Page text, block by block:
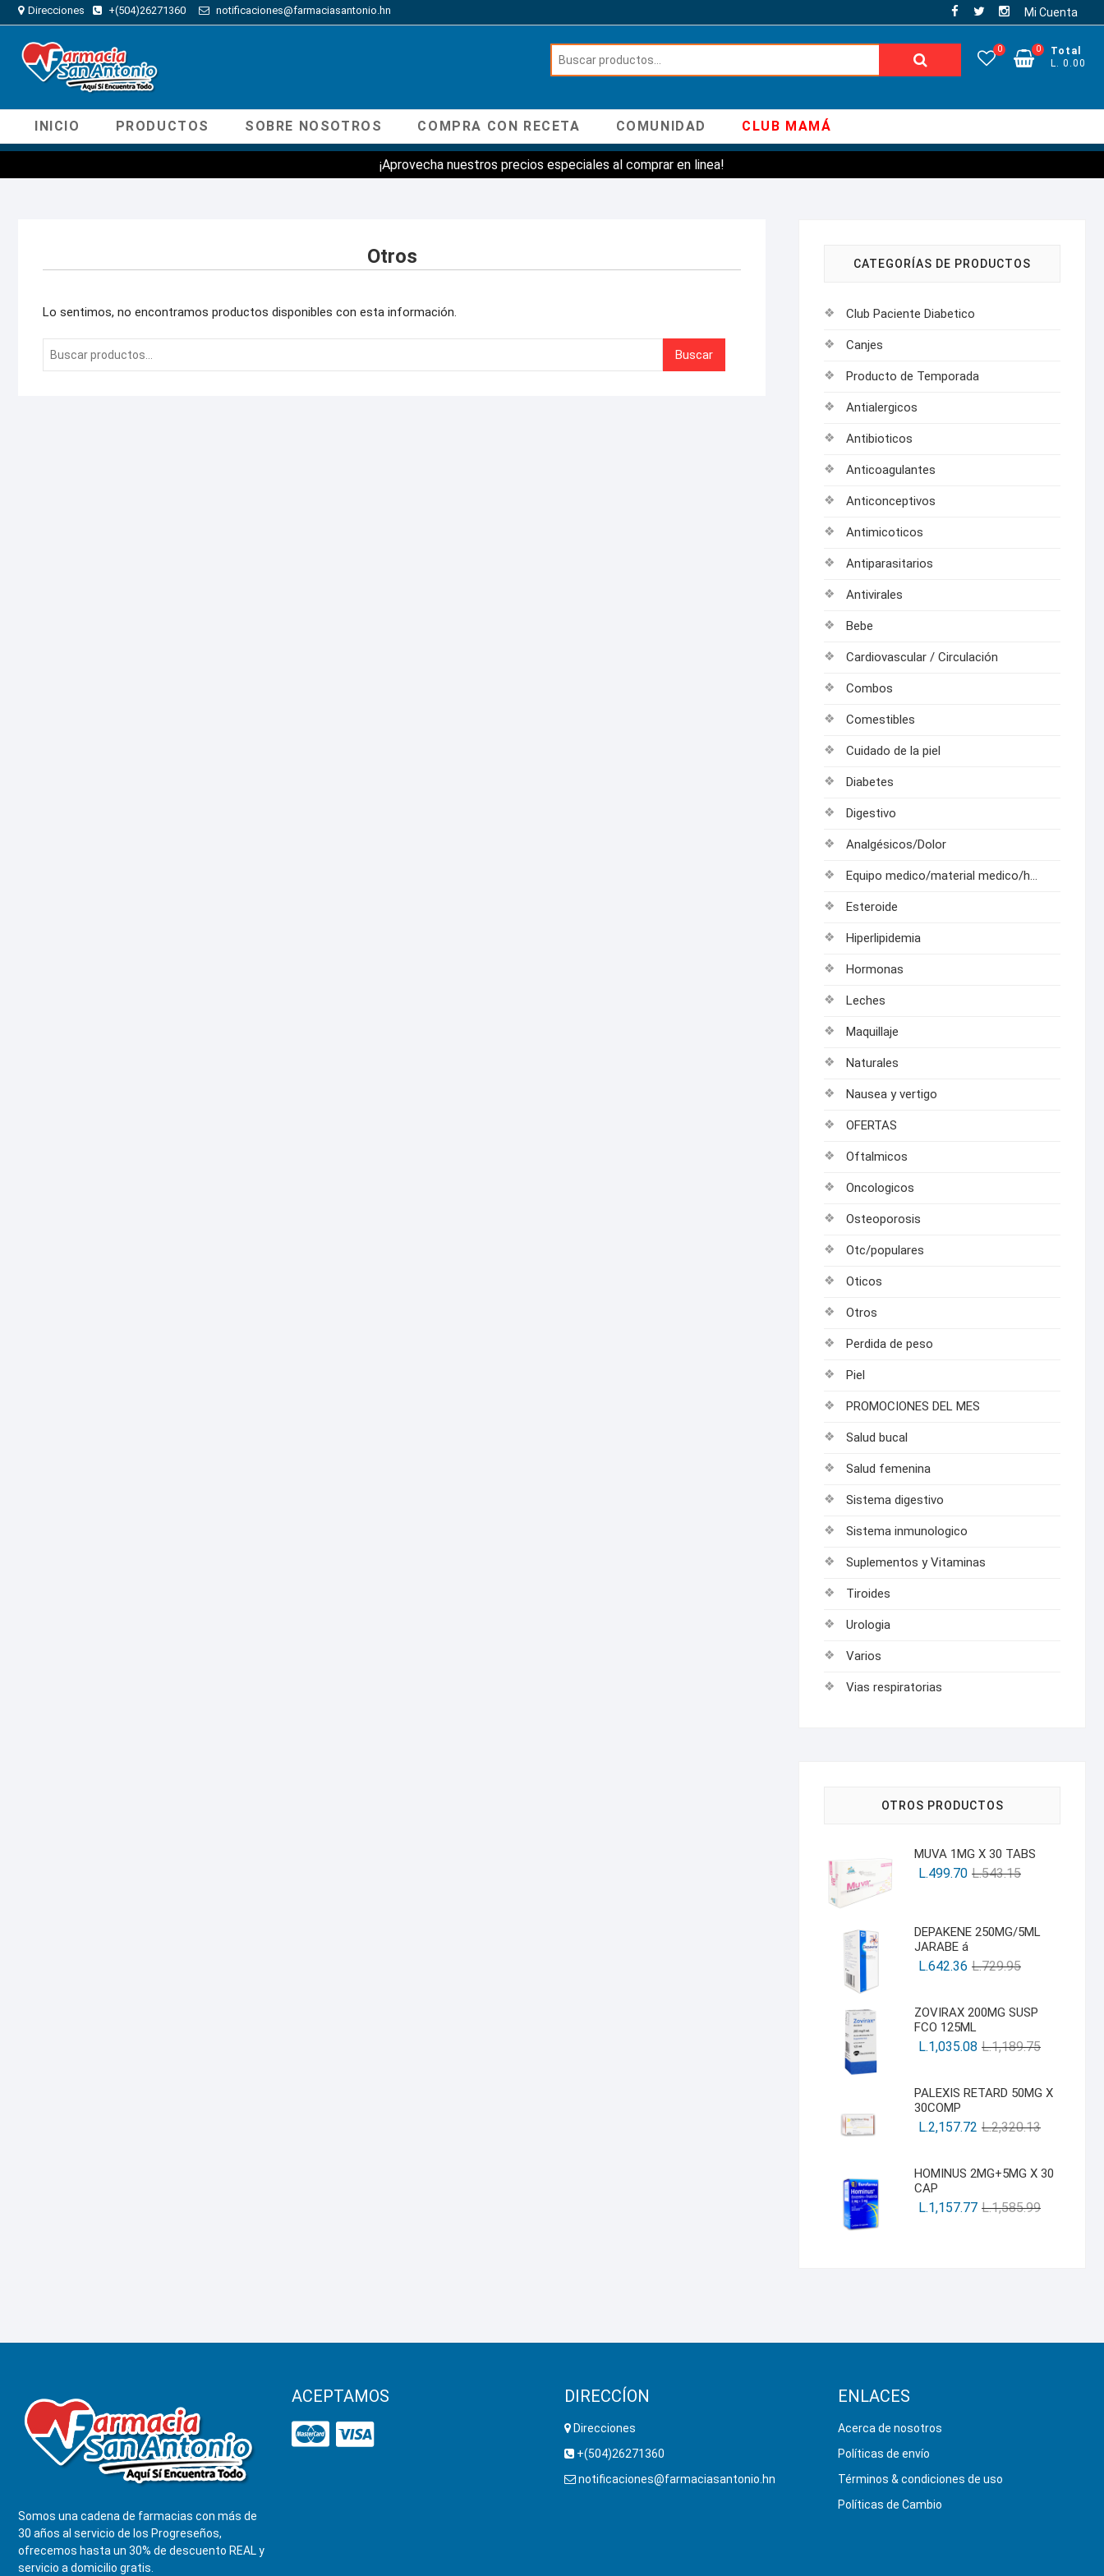
Direcciones +(504)26271360 notificaciones@farmaciasantonio.hn Mi Cuenta
Buscar: 0
Total
L. 0.00
0
INICIO PRODUCTOS SOBRE NOSOTROS COMPRA CON RECETA COMUNIDAD CLUB MAMÁ
¡Aprovecha nuestros precios especiales al comprar en linea!
Otros
Lo sentimos, no encontramos productos disponibles con esta información.
Buscar:
Buscar
CATEGORÍAS DE PRODUCTOS
Club Paciente Diabetico
Canjes
Producto de Temporada
Antialergicos
Antibioticos
Anticoagulantes
Anticonceptivos
Antimicoticos
Antiparasitarios
Antivirales
Bebe
Cardiovascular / Circulación
Combos
Comestibles
Cuidado de la piel
Diabetes
Digestivo
Analgésicos/Dolor
Equipo medico/material medico/hospitalarios
Esteroide
Hiperlipidemia
Hormonas
Leches
Maquillaje
Naturales
Nausea y vertigo
OFERTAS
Oftalmicos
Oncologicos
Osteoporosis
Otc/populares
Oticos
Otros
Perdida de peso
Piel
PROMOCIONES DEL MES
Salud bucal
Salud femenina
Sistema digestivo
Sistema inmunologico
Suplementos y Vitaminas
Tiroides
Urologia
Varios
Vias respiratorias
OTROS PRODUCTOS
MUVA 1MG X 30 TABS
L.543.15
L.499.70
DEPAKENE 250MG/5ML
JARABE á
L.729.95
L.642.36
ZOVIRAX 200MG SUSP
FCO 125ML
L.1,189.75
L.1,035.08
PALEXIS RETARD 50MG X
30COMP
L.2,320.13
L.2,157.72
HOMINUS 2MG+5MG X 30
CAP
L.1,585.99
L.1,157.77
Somos una cadena de farmacias con más de
30 años al servicio de los Progreseños,
ofrecemos hasta un 30% de descuento REAL y
servicio a domicilio gratis.
ACEPTAMOS DIRECCÍON
Direcciones
+(504)26271360
notificaciones@farmaciasantonio.hn
ENLACES
Acerca de nosotros
Políticas de envío
Términos & condiciones de uso
Políticas de Cambio